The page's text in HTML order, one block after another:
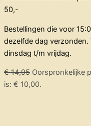
50,-
Bestellingen die voor
dezelfde dag
dinsdag t/m vrijdag.
€14,95 Oorspronkelijke
is: € 10,00.